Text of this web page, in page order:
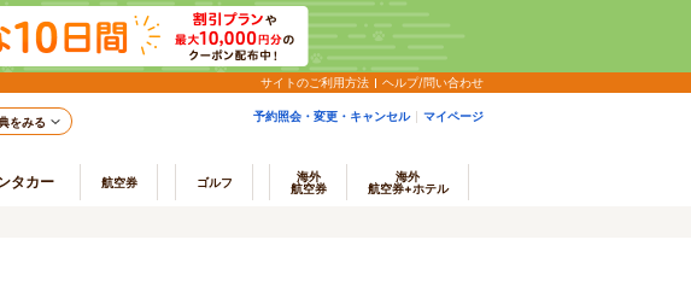
サイトのご利用方法 ヘルプ/問い合わせ
をみる 予約照会・変更・キャンセル マイページ
タカー 航空券 ゴルフ
海外
航空券
海外
航空券+ホテル